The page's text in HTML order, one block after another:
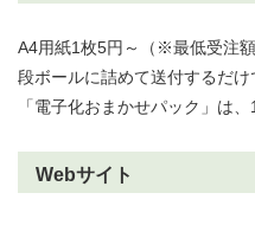
A4用紙1枚5円～（※最低受注額
段ボールに詰めて送付するだけ
「電子化おまかせパック」は
Webサイト